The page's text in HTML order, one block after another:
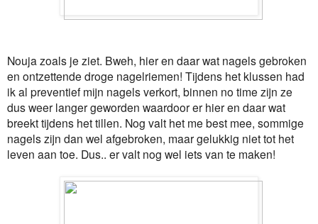
Nouja zoals je ziet. Bweh, hier en daar wat nagels gebroken
en ontzettende droge nagelriemen! Tijdens het klussen had
ik al preventief mijn nagels verkort, binnen no time zijn ze
dus weer langer geworden waardoor er hier en daar wat
breekt tijdens het tillen. Nog valt het me best mee, sommige
nagels zijn dan wel afgebroken, maar gelukkig niet tot het
leven aan toe. Dus.. er valt nog wel iets van te maken!